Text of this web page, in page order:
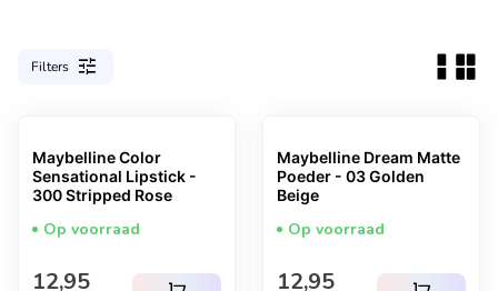
Filters tune
Maybelline Color
Sensational Lipstick -
300 Stripped Rose
Op voorraad
Normale prijs
12,95
Maybelline Dream Matte
Poeder - 03 Golden
Beige
Op voorraad
Normale prijs
12,95